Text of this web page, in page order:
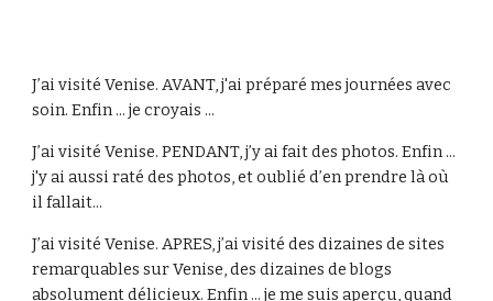
J’ai visité Venise. AVANT, j'ai préparé mes journées avec
soin. Enfin ... je croyais ...
J’ai visité Venise. PENDANT, j’y ai fait des photos. Enfin ...
j'y ai aussi raté des photos, et oublié d’en prendre là où
il fallait...
J’ai visité Venise. APRES, j’ai visité des dizaines de sites
remarquables sur Venise, des dizaines de blogs
absolument délicieux. Enfin ... je me suis aperçu, quand